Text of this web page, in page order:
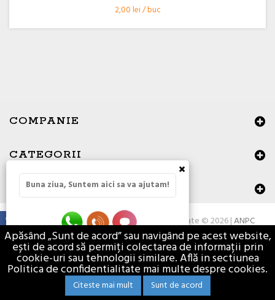
2,00 lei / buc
COMPANIE
CATEGORII
DATE DE CONTACT
Toate drepturile rezervate © 2026 |ANPC
Materiale de constructii - Vasion.ro
Apăsând „Sunt de acord” sau navigând pe acest website,
ești de acord să permiți colectarea de informații prin
cookie-uri sau tehnologii similare. Află in sectiunea
Politica de confidentialitate mai multe despre cookies.
Citeste mai mult Sunt de acord
×
Buna ziua, Suntem aici sa va ajutam!